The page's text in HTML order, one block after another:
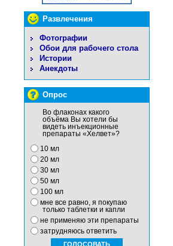
Развлечения
Фотографии
Обои для рабочего стола
Истории
Анекдоты
Опрос
Во флаконах какого
объёма Вы хотели бы
видеть инъекционные
препараты «Хелвет»?
10 мл
20 мл
30 мл
50 мл
100 мл
мне все равно, я покупаю
только таблетки и капли
не применяю эти препараты
затрудняюсь ответить